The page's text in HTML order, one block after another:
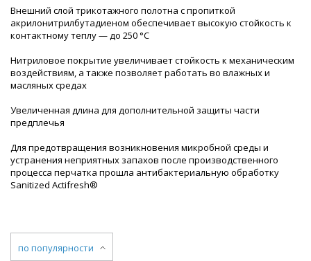
Внешний слой трикотажного полотна с пропиткой
акрилонитрилбутадиеном обеспечивает высокую стойкость к
контактному теплу — до 250 °С
Нитриловое покрытие увеличивает стойкость к механическим
воздействиям, а также позволяет работать во влажных и
масляных средах
Увеличенная длина для дополнительной защиты части
предплечья
Для предотвращения возникновения микробной среды и
устранения неприятных запахов после производственного
процесса перчатка прошла антибактериальную обработку
Sanitized Actifresh®
по популярности